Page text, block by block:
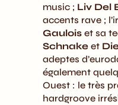
music ; Liv Del
accents rave ;
Gaulois et sa
Schnake et
adeptes
également
Ouest : le très
hardgroove